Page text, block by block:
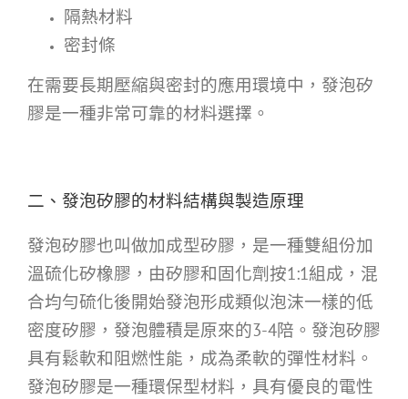
隔熱材料
密封條
在需要長期壓縮與密封的應用環境中，發泡矽
膠是一種非常可靠的材料選擇。
二、發泡矽膠的材料結構與製造原理
發泡矽膠也叫做加成型矽膠，是一種雙組份加
溫硫化矽橡膠，由矽膠和固化劑按1:1組成，混
合均勻硫化後開始發泡形成類似泡沫一樣的低
密度矽膠，發泡體積是原來的3-4陪。發泡矽膠
具有鬆軟和阻燃性能，成為柔軟的彈性材料。
發泡矽膠是一種環保型材料，具有優良的電性